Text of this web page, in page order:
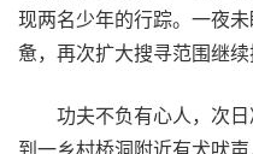
现两名少年的行踪。一夜
惫，再次扩大搜寻范围继续
功夫不负有心人，次